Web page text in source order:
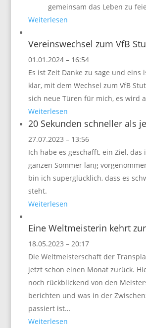
gemeinsam das Leben zu
Weiterlesen
Vereinswechsel zum VfB
01.01.2024 – 16:54
Es ist Zeit Danke zu sage und eins
klar, mit dem Wechsel zum VfB
sich neue Türen für mich, es wird
Weiterlesen
20 Sekunden schneller als
27.07.2023 – 13:56
Ich habe es geschafft, ein Ziel,
ganzen Sommer lang
bin ich superglücklich, dass es
steht.
Weiterlesen
Eine Weltmeisterin kehrt
18.05.2023 – 20:17
Die Weltmeisterschaft der
jetzt schon einen Monat zurück.
noch rückblickend von den
berichten und was in der
passiert ist…
Weiterlesen